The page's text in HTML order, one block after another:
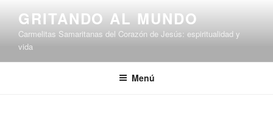
contenido
GRITANDO AL MUNDO
Carmelitas Samaritanas del Corazón de Jesús: espiritualidad y
vida
Menú